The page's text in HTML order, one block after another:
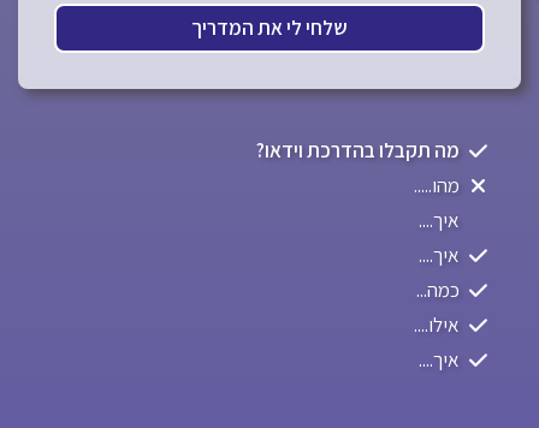
שלחי לי את המדריך
מה תקבלו בהדרכת וידאו?
מהו.....
איך....
איך....
כמה...
אילו....
איך....